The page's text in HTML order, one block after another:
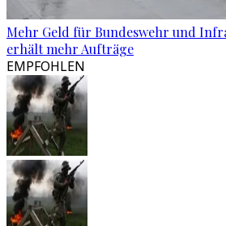
Mehr Geld für Bundeswehr und
erhält mehr Aufträge
EMPFOHLEN